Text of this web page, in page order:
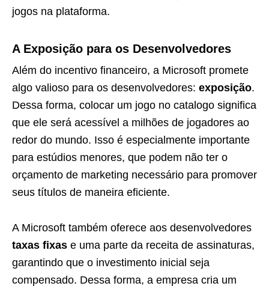
jogos na plataforma.
A Exposição para os Desenvolvedores
Além do incentivo financeiro, a Microsoft promete
algo valioso para os desenvolvedores: exposição.
Dessa forma, colocar um jogo no catalogo significa
que ele será acessível a milhões de jogadores ao
redor do mundo. Isso é especialmente importante
para estúdios menores, que podem não ter o
orçamento de marketing necessário para promover
seus títulos de maneira eficiente.
A Microsoft também oferece aos desenvolvedores
taxas fixas e uma parte da receita de assinaturas,
garantindo que o investimento inicial seja
compensado. Dessa forma, a empresa cria um